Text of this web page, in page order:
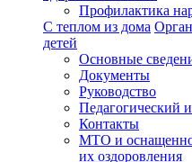
Профилактика
С теплом из дома
детей
Основные
Документы
Руководство
Педагогический
Контакты
МТО и
их оздоровления